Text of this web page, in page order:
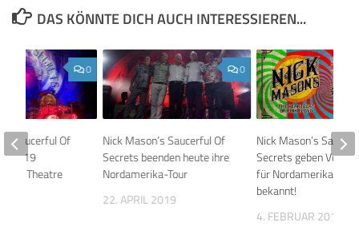
DAS KÖNNTE DICH AUCH INTERESSIEREN...
0
Nick Mason’s Saucerful Of
Secrets beenden heute ihre
Nordamerika-Tour
22. APRIL 2019
Nick Mason’s
Secrets geben
für Nordamerika-Tour
bekannt!
4. FEBRUAR 2019
0
Saucerful Of
Rai Theatre